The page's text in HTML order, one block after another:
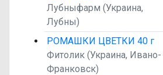
Лубныфарм (Украина,
Лубны)
РОМАШКИ ЦВЕТКИ 40 г
Фитолик (Украина, Ивано-
Франковск)